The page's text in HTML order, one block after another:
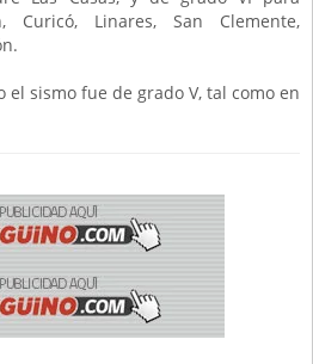
Curicó, Linares, San Clemente,
el sismo fue de grado V, tal como en